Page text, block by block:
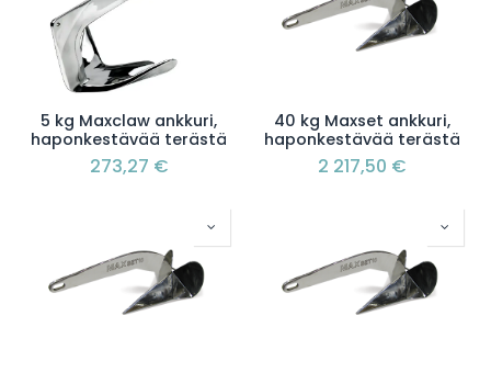
5 kg Maxclaw ankkuri,
haponkestävää terästä
273,27 €
40 kg Maxset ankkuri,
haponkestävää terästä
2 217,50 €